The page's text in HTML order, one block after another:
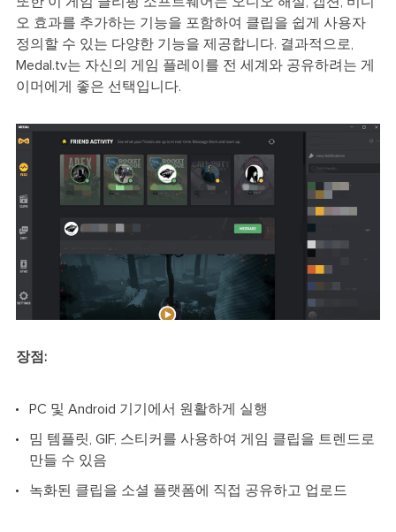
오 효과를 추가하는 기능을 포함하여 클립을 쉽게 사용자
정의할 수 있는 다양한 기능을 제공합니다. 결과적으로,
Medal.tv는 자신의 게임 플레이를 전 세계와 공유하려는 게
이머에게 좋은 선택입니다.
장점:
PC 및 Android 기기에서 원활하게 실행
밈 템플릿, GIF, 스티커를 사용하여 게임 클립을 트렌드로
만들 수 있음
녹화된 클립을 소셜 플랫폼에 직접 공유하고 업로드